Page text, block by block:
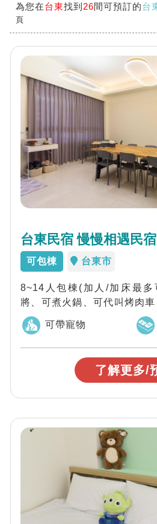
為您在台東找到 26間可預訂的台
頁
台東民宿 慢慢相遇民宿
可包棟 台東市
8~14人包棟(加人/加床最
將、可煮火鍋、可代叫烤肉車
海濱公園，台東慢慢相遇民宿
可帶寵物
了解更多/